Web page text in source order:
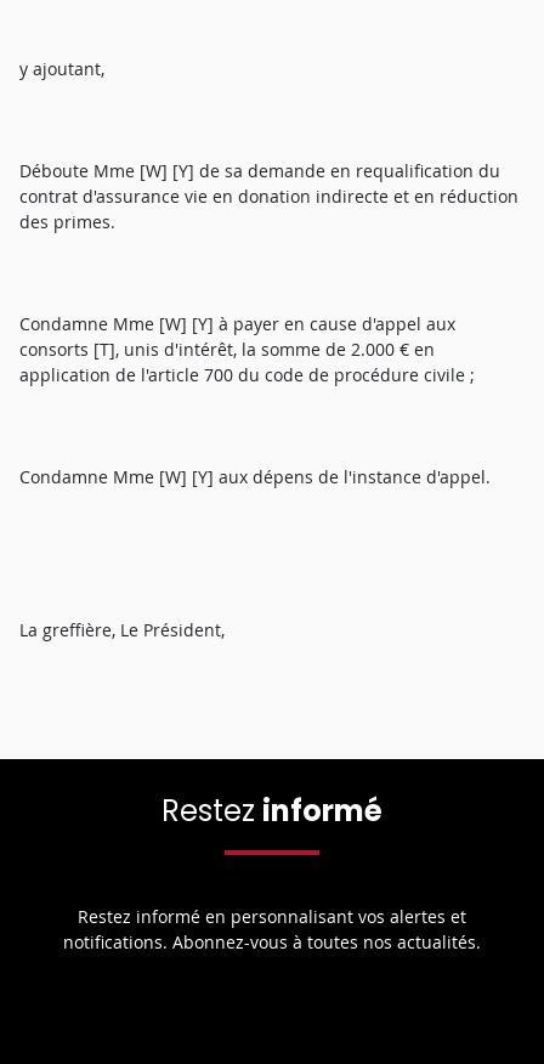
y ajoutant,
Déboute Mme [W] [Y] de sa demande en requalification du
contrat d'assurance vie en donation indirecte et en réduction
des primes.
Condamne Mme [W] [Y] à payer en cause d'appel aux
consorts [T], unis d'intérêt, la somme de 2.000 € en
application de l'article 700 du code de procédure civile ;
Condamne Mme [W] [Y] aux dépens de l'instance d'appel.
La greffière, Le Président,
Restez informé
Restez informé en personnalisant vos alertes et
notifications. Abonnez-vous à toutes nos actualités.